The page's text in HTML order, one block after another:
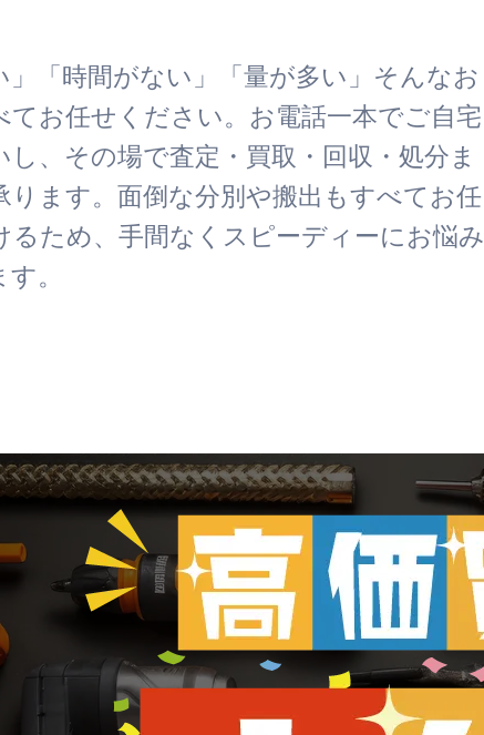
」「時間がない」「量が多い」そんなお
てお任せください。お電話一本でご自宅
し、その場で査定・買取・回収・処分ま
ります。面倒な分別や搬出もすべてお任
るため、手間なくスピーディーにお悩み
。